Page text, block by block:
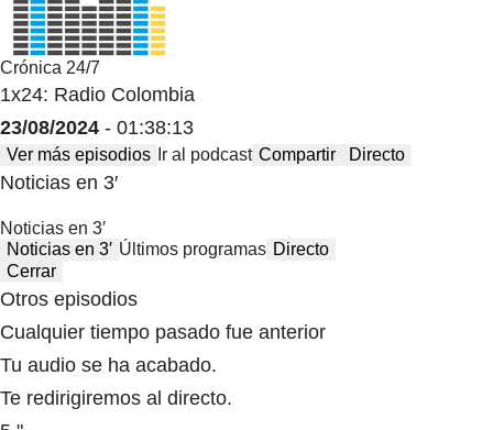
Crónica 24/7
1x24: Radio Colombia
23/08/2024 - 01:38:13
Ver más episodios Ir al podcast Compartir Directo
Noticias en 3′
Noticias en 3′
Noticias en 3′ Últimos programas Directo
Cerrar
Otros episodios
Cualquier tiempo pasado fue anterior
Tu audio se ha acabado.
Te redirigiremos al directo.